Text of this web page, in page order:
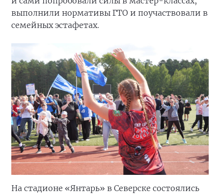
выполнили нормативы ГТО и поучаствовали в
семейных эстафетах.
На стадионе «Янтарь» в Северске состоялись